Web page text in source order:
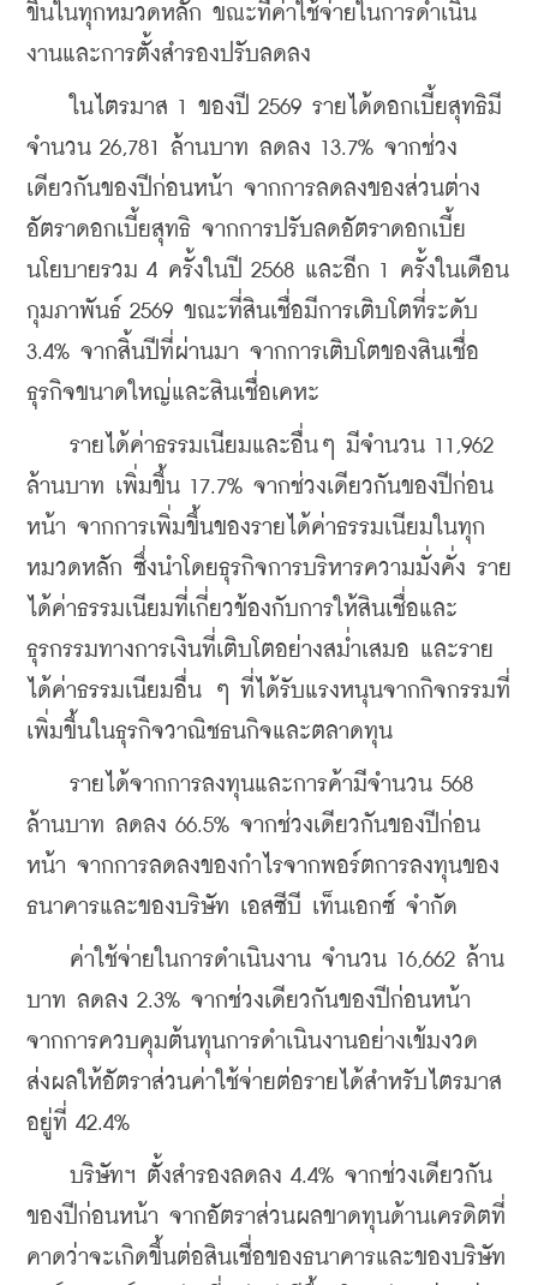
ขึ้นในทุกหมวดหลัก ขณะที่ค่าใช้จ่ายในการดำเนิน
งานและการตั้งสำรองปรับลดลง
ในไตรมาส 1 ของปี 2569 รายได้ดอกเบี้ยสุทธิมี
จำนวน 26,781 ล้านบาท ลดลง 13.7% จากช่วง
เดียวกันของปีก่อนหน้า จากการลดลงของส่วนต่าง
อัตราดอกเบี้ยสุทธิ จากการปรับลดอัตราดอกเบี้ย
นโยบายรวม 4 ครั้งในปี 2568 และอีก 1 ครั้งในเดือน
กุมภาพันธ์ 2569 ขณะที่สินเชื่อมีการเติบโตที่ระดับ
3.4% จากสิ้นปีที่ผ่านมา จากการเติบโตของสินเชื่อ
ธุรกิจขนาดใหญ่และสินเชื่อเคหะ
รายได้ค่าธรรมเนียมและอื่นๆ มีจำนวน 11,962
ล้านบาท เพิ่มขึ้น 17.7% จากช่วงเดียวกันของปีก่อน
หน้า จากการเพิ่มขึ้นของรายได้ค่าธรรมเนียมในทุก
หมวดหลัก ซึ่งนำโดยธุรกิจการบริหารความมั่งคั่ง ราย
ได้ค่าธรรมเนียมที่เกี่ยวข้องกับการให้สินเชื่อและ
ธุรกรรมทางการเงินที่เติบโตอย่างสม่ำเสมอ และราย
ได้ค่าธรรมเนียมอื่น ๆ ที่ได้รับแรงหนุนจากกิจกรรมที่
เพิ่มขึ้นในธุรกิจวาณิชธนกิจและตลาดทุน
รายได้จากการลงทุนและการค้ามีจำนวน 568
ล้านบาท ลดลง 66.5% จากช่วงเดียวกันของปีก่อน
หน้า จากการลดลงของกำไรจากพอร์ตการลงทุนของ
ธนาคารและของบริษัท เอสซีบี เท็นเอกซ์ จำกัด
ค่าใช้จ่ายในการดำเนินงาน จำนวน 16,662 ล้าน
บาท ลดลง 2.3% จากช่วงเดียวกันของปีก่อนหน้า
จากการควบคุมต้นทุนการดำเนินงานอย่างเข้มงวด
ส่งผลให้อัตราส่วนค่าใช้จ่ายต่อรายได้สำหรับไตรมาส
อยู่ที่ 42.4%
บริษัทฯ ตั้งสำรองลดลง 4.4% จากช่วงเดียวกัน
ของปีก่อนหน้า จากอัตราส่วนผลขาดทุนด้านเครดิตที่
คาดว่าจะเกิดขึ้นต่อสินเชื่อของธนาคารและของบริษัท